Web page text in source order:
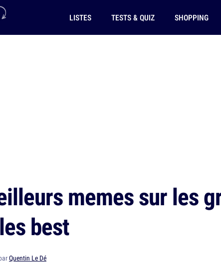
LISTES TESTS & QUIZ SHOPPING
memes sur les
best
Quentin Le Dé